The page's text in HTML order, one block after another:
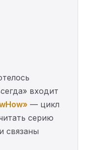
входит
— цикл
серию
связаны